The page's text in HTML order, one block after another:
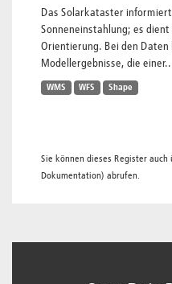
Das Solarkataster
Sonneneinstahlung; es
Orientierung. Bei den Daten
Modellergebnisse, die
WMS WFS Shape
Sie können dieses Register auch
Dokumentation) abrufen.